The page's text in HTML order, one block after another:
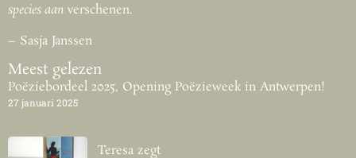
species aan verschenen.
– Sasja Janssen
Meest gelezen
Poëziebordeel 2025, Opening Poëzieweek in Antwerpen!
27 januari 2025
Teresa zegt